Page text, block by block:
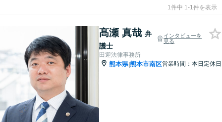
1件中 1-1件を表示
髙瀬 真哉 弁
護士
インタビューを
見る
田迎法律事務所
熊本県|熊本市南区営業時間：本日定休日